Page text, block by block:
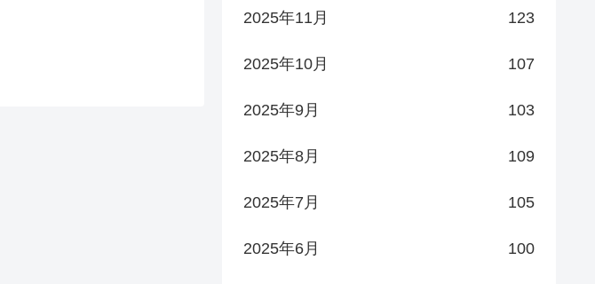
2025年11月 123
2025年10月 107
2025年9月 103
2025年8月 109
2025年7月 105
2025年6月 100